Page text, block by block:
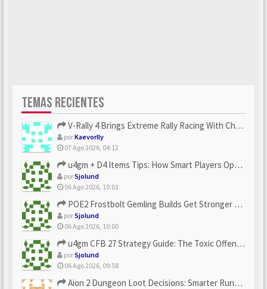
TEMAS RECIENTES
V-Rally 4 Brings Extreme Rally Racing With Challenging Track...
porKaevorlly
07 Ago 2026, 04:12
u4gm + D4 Items Tips: How Smart Players Optimize Gear, Build...
porSjolund
06 Ago 2026, 10:01
POE2 Frostbolt Gemling Builds Get Stronger With u4gm’s Ice C...
porSjolund
06 Ago 2026, 10:00
u4gm CFB 27 Strategy Guide: The Toxic Offensive Scheme Your ...
porSjolund
06 Ago 2026, 09:58
Aion 2 Dungeon Loot Decisions: Smarter Runs With U4N